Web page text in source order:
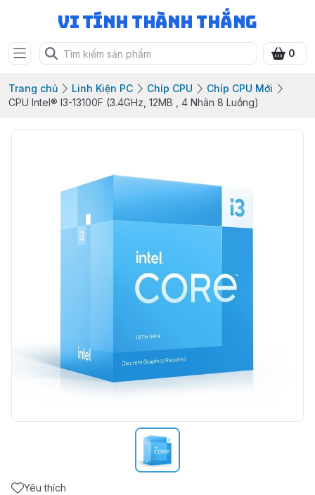
Vi Tính Thành Thắng
0
Trang chủ Linh Kiện PC Chíp CPU
Chíp CPU Mới
CPU Intel® I3-13100F (3.4GHz, 12MB , 4 Nhân 8 Luồng)
Yêu thích